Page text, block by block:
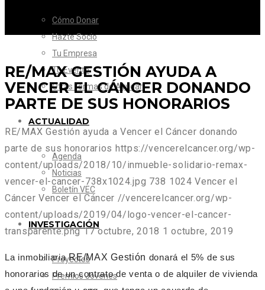
Cómo Donar
Hazte Socio
Tu Empresa
Tu Evento
Otras formas de Ayudar
ACTUALIDAD
Agenda
Noticias
Boletín VEC
INVESTIGACIÓN
Proyectos
Premios Jóvenes
RE/MAX GESTIÓN AYUDA A
VENCER EL CÁNCER DONANDO
PARTE DE SUS HONORARIOS
RE/MAX Gestión ayuda a Vencer el Cáncer donando
parte de sus honorarios https://vencerelcancer.org/wp-
content/uploads/2018/10/inmueble-solidario-remax-
vencer-el-cancer-738x1024.jpg 738 1024 Vencer el
Cáncer Vencer el Cáncer //vencerelcancer.org/wp-
content/uploads/2019/04/logo-vencer-el-cancer-
transparente.png 17 octubre, 2018 1 octubre, 2019
La inmobiliariaRE/MAX Gestión donará el 5% de sus
honorarios de un contrato de venta o de alquiler de vivienda